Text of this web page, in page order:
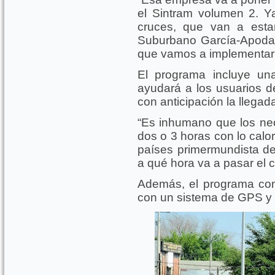
el Sintram volumen 2.
cruces, que van a
Suburbano García-
que vamos a
El programa incluye
ayudará a los usuarios
con anticipación la
“Es inhumano que los
dos o 3 horas con lo
países primermundista
a qué hora va a pasar el
Además, el programa
con un sistema de GPS